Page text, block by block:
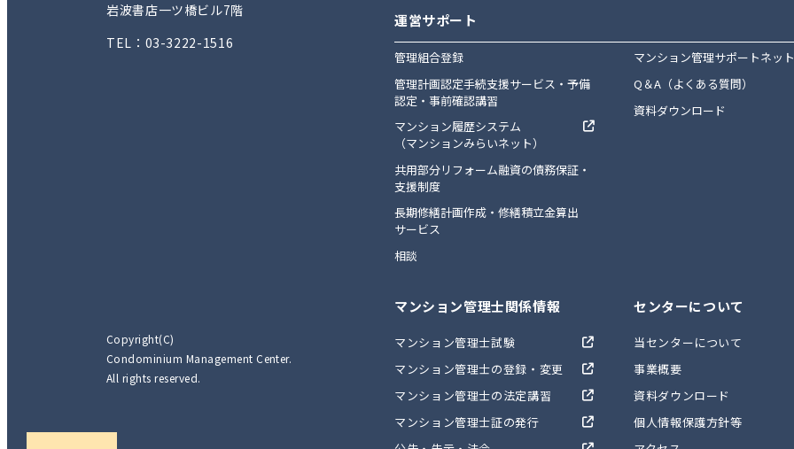
岩波書店一ツ橋ビル7階
TEL：03-3222-1516
Copyright(C)
Condominium Management Center.
All rights reserved.
運営サポート
管理組合登録
管理計画認定手続支援サービス・予備
認定・事前確認講習
マンション履歴システム
（マンションみらいネット）
共用部分リフォーム融資の債務保証・
支援制度
長期修繕計画作成・修繕積立金算出
サービス
相談
マンション管理サポートネット
Q＆A（よくある質問）
資料ダウンロード
マンション管理士関係情報
マンション管理士試験
マンション管理士の登録・変更
マンション管理士の法定講習
マンション管理士証の発行
センターについて
当センターについて
事業概要
資料ダウンロード
個人情報保護方針等